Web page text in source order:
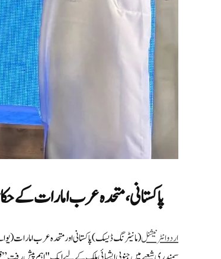
پاکستانی، متحدہ عرب امارات کے
اردو انٹرنیشنل